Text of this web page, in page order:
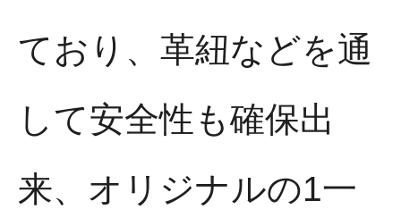
ており、革紐などを通
して安全性も確保出
来、オリジナルの1一